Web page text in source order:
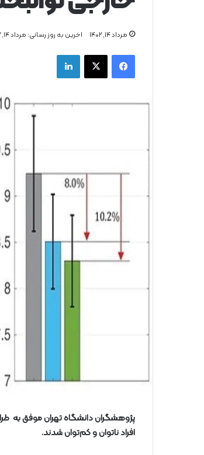
مرداد ۱۴, ۱۴۰۲ اخرین به روز رسانی: مرداد ۱۴, ۱۴۰۲
فیس بوک
پژوهشگران دانشگاه تهران موفق به
افراد ناتوان و کم‌توان شدند.